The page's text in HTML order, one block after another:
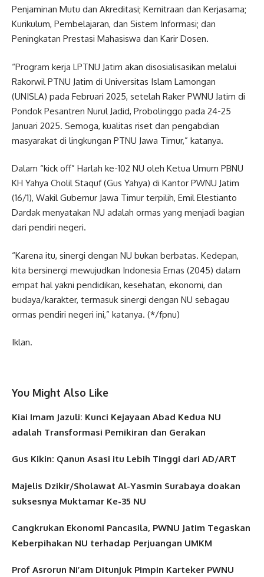
Penjaminan Mutu dan Akreditasi; Kemitraan dan Kerjasama;
Kurikulum, Pembelajaran, dan Sistem Informasi; dan
Peningkatan Prestasi Mahasiswa dan Karir Dosen.
“Program kerja LPTNU Jatim akan disosialisasikan melalui
Rakorwil PTNU Jatim di Universitas Islam Lamongan
(UNISLA) pada Februari 2025, setelah Raker PWNU Jatim di
Pondok Pesantren Nurul Jadid, Probolinggo pada 24-25
Januari 2025. Semoga, kualitas riset dan pengabdian
masyarakat di lingkungan PTNU Jawa Timur,” katanya.
Dalam “kick off” Harlah ke-102 NU oleh Ketua Umum PBNU
KH Yahya Cholil Staquf (Gus Yahya) di Kantor PWNU Jatim
(16/1), Wakil Gubernur Jawa Timur terpilih, Emil Elestianto
Dardak menyatakan NU adalah ormas yang menjadi bagian
dari pendiri negeri.
“Karena itu, sinergi dengan NU bukan berbatas. Kedepan,
kita bersinergi mewujudkan Indonesia Emas (2045) dalam
empat hal yakni pendidikan, kesehatan, ekonomi, dan
budaya/karakter, termasuk sinergi dengan NU sebagau
ormas pendiri negeri ini,” katanya. (*/fpnu)
Iklan.
You Might Also Like
Kiai Imam Jazuli: Kunci Kejayaan Abad Kedua NU
adalah Transformasi Pemikiran dan Gerakan
Gus Kikin: Qanun Asasi itu Lebih Tinggi dari AD/ART
Majelis Dzikir/Sholawat Al-Yasmin Surabaya doakan
suksesnya Muktamar Ke-35 NU
Cangkrukan Ekonomi Pancasila, PWNU Jatim Tegaskan
Keberpihakan NU terhadap Perjuangan UMKM
Prof Asrorun Ni’am Ditunjuk Pimpin Karteker PWNU